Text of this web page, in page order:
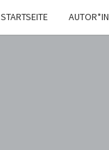
STARTSEITE AUTOR*IN